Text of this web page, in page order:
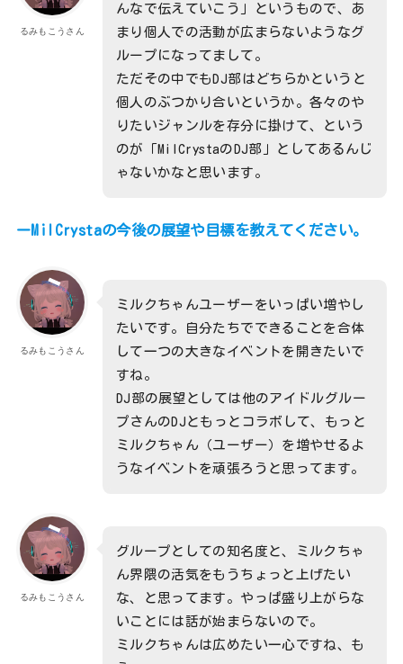
るみもこうさん
んなで伝えていこう」というもので、あ
まり個人での活動が広まらないようなグ
ループになってまして。
ただその中でもDJ部はどちらかというと
個人のぶつかり合いというか。各々のや
りたいジャンルを存分に掛けて、という
のが「MilCrystaのDJ部」としてあるんじ
ゃないかなと思います。
ーMilCrystaの今後の展望や目標を教えてください。
るみもこうさん
ミルクちゃんユーザーをいっぱい増やし
たいです。自分たちでできることを合体
して一つの大きなイベントを開きたいで
すね。
DJ部の展望としては他のアイドルグルー
プさんのDJともっとコラボして、もっと
ミルクちゃん（ユーザー）を増やせるよ
うなイベントを頑張ろうと思ってます。
るみもこうさん
グループとしての知名度と、ミルクちゃ
ん界隈の活気をもうちょっと上げたい
な、と思ってます。やっぱ盛り上がらな
いことには話が始まらないので。
ミルクちゃんは広めたい一心ですね、も